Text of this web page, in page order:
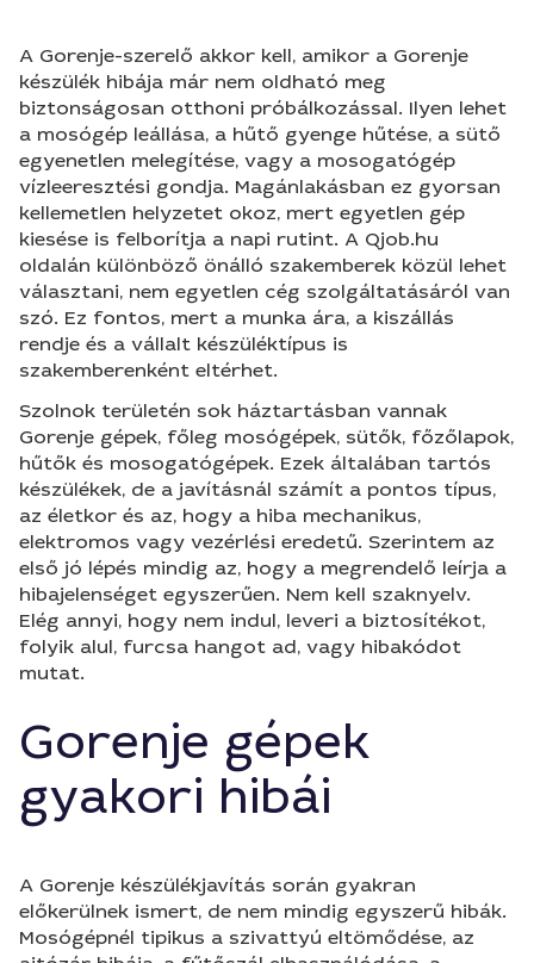
A Gorenje-szerelő akkor kell, amikor a Gorenje
készülék hibája már nem oldható meg
biztonságosan otthoni próbálkozással. Ilyen lehet
a mosógép leállása, a hűtő gyenge hűtése, a sütő
egyenetlen melegítése, vagy a mosogatógép
vízleeresztési gondja. Magánlakásban ez gyorsan
kellemetlen helyzetet okoz, mert egyetlen gép
kiesése is felborítja a napi rutint. A Qjob.hu
oldalán különböző önálló szakemberek közül lehet
választani, nem egyetlen cég szolgáltatásáról van
szó. Ez fontos, mert a munka ára, a kiszállás
rendje és a vállalt készüléktípus is
szakemberenként eltérhet.
Szolnok területén sok háztartásban vannak
Gorenje gépek, főleg mosógépek, sütők, főzőlapok,
hűtők és mosogatógépek. Ezek általában tartós
készülékek, de a javításnál számít a pontos típus,
az életkor és az, hogy a hiba mechanikus,
elektromos vagy vezérlési eredetű. Szerintem az
első jó lépés mindig az, hogy a megrendelő leírja a
hibajelenséget egyszerűen. Nem kell szaknyelv.
Elég annyi, hogy nem indul, leveri a biztosítékot,
folyik alul, furcsa hangot ad, vagy hibakódot
mutat.
Gorenje gépek
gyakori hibái
A Gorenje készülékjavítás során gyakran
előkerülnek ismert, de nem mindig egyszerű hibák.
Mosógépnél tipikus a szivattyú eltömődése, az